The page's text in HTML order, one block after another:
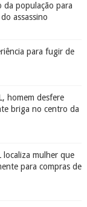
da população para
assassino
para fugir de
homem desfere
briga no centro da
localiza mulher que
para compras de